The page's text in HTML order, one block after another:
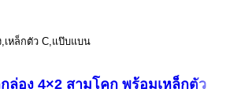
เหล็กตัว C แป๊บแบน
ล่อง 4×2 สามโคก พร้อมเหล็กตัว